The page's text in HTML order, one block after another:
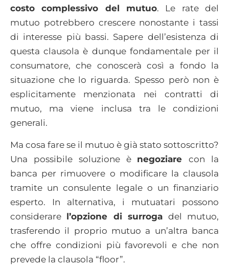
costo complessivo del mutuo. Le rate del
mutuo potrebbero crescere nonostante i tassi
di interesse più bassi. Sapere dell’esistenza di
questa clausola è dunque fondamentale per il
consumatore, che conoscerà così a fondo la
situazione che lo riguarda. Spesso però non è
esplicitamente menzionata nei contratti di
mutuo, ma viene inclusa tra le condizioni
generali.
Ma cosa fare se il mutuo è già stato sottoscritto?
Una possibile soluzione è negoziarecon la
banca per rimuovere o modificare la clausola
tramite un consulente legale o un finanziario
esperto. In alternativa, i mutuatari possono
considerare l’opzione di surroga del mutuo,
trasferendo il proprio mutuo a un’altra banca
che offre condizioni più favorevoli e che non
prevede la clausola “floor”.